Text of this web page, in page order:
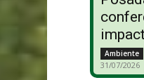
Ambiente
31/07/2026